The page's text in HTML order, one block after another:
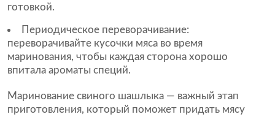
готовкой.
Периодическое переворачивание:
переворачивайте кусочки мяса во время
маринования, чтобы каждая сторона хорошо
впитала ароматы специй.
Маринование свиного шашлыка — важный этап
приготовления, который поможет придать мясу